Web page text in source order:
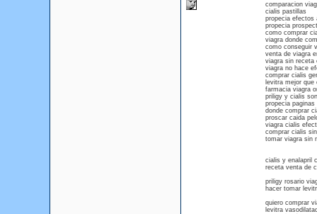
comparacion
cialis pastillas
propecia efectos
propecia
como comprar
viagra donde
como conseguir
venta de viagra
viagra sin receta
viagra no hace
comprar cialis
levitra mejor que
farmacia viagra
priligy y cialis
propecia paginas
donde comprar
proscar caida
viagra cialis
comprar cialis
tomar viagra sin
cialis y enalapril
receta venta de
priligy rosario
hacer tomar
quiero comprar
levitra